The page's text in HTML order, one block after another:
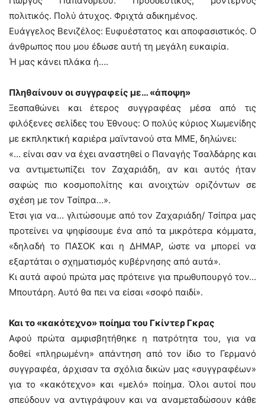
πολιτικός. Πολύ άτυχος. Φριχτά αδικημένος.
Ευάγγελος Βενιζέλος: Ευφυέστατος και αποφασιστικός. Ο
άνθρωπος που μου έδωσε αυτή τη μεγάλη ευκαιρία.
Ή μας κάνει πλάκα ή….
Πληθαίνουν οι συγγραφείς με… «άποψη»
Ξεσπαθώνει και έτερος συγγραφέας μέσα από τις
φιλόξενες σελίδες του Έθνους: Ο πολύς κύριος Χωμενίδης
με εκπληκτική καριέρα μαϊντανού στα ΜΜΕ, δηλώνει:
«… είναι σαν να έχει αναστηθεί ο Παναγής Τσαλδάρης και
να αντιμετωπίζει τον Ζαχαριάδη, αν και αυτός ήταν
σαφώς πιο κοσμοπολίτης και ανοιχτών οριζόντων σε
σχέση με τον Τσίπρα…».
Έτσι για να… γλιτώσουμε από τον Ζαχαριάδη/ Τσίπρα μας
προτείνει να ψηφίσουμε ένα από τα μικρότερα κόμματα,
«δηλαδή το ΠΑΣΟΚ και η ΔΗΜΑΡ, ώστε να μπορεί να
εξαρτάται ο σχηματισμός κυβέρνησης από αυτά».
Κι αυτά αφού πρώτα μας πρότεινε για πρωθυπουργό τον…
Μπουτάρη. Αυτό θα πει να είσαι «σοφό παιδί».
Και το «κακότεχνο» ποίημα του Γκίντερ Γκρας
Αφού πρώτα αμφισβητήθηκε η πατρότητα του, για να
δοθεί «πληρωμένη» απάντηση από τον ίδιο το Γερμανό
συγγραφέα, άρχισαν τα σχόλια δικών μας «συγγραφέων»
για το «κακότεχνο» και «μελό» ποίημα. Όλοι αυτοί που
σπεύδουν να αντιγράψουν και να αναμεταδώσουν κάθε